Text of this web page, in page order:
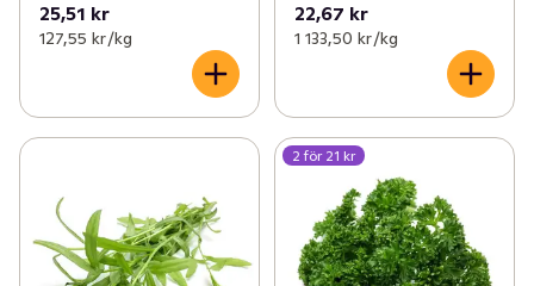
25,51 kr
127,55 kr /kg
22,67 kr
1 133,50 kr /kg
2 för 21 kr